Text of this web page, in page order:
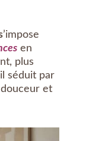
’impose
en
plus
séduit par
et